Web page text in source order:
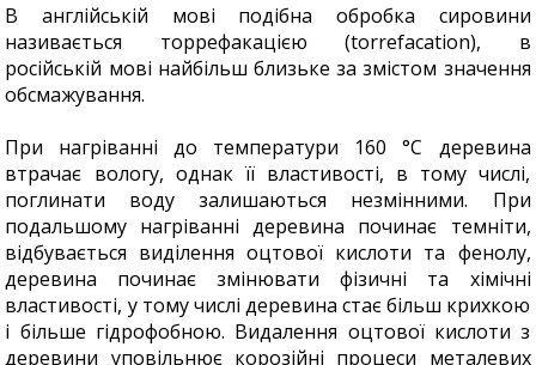
В англійській мові подібна обробка сировини
називається торрефакацією (torrefacation), в
російській мові найбільш близьке за змістом значення
обсмажування.
При нагріванні до температури 160 °С деревина
втрачає вологу, однак її властивості, в тому числі,
поглинати воду залишаються незмінними. При
подальшому нагріванні деревина починає темніти,
відбувається виділення оцтової кислоти та фенолу,
деревина починає змінювати фізичні та хімічні
властивості, у тому числі деревина стає більш крихкою
і більше гідрофобною. Видалення оцтової кислоти з
деревини уповільнює корозійні процеси металевих